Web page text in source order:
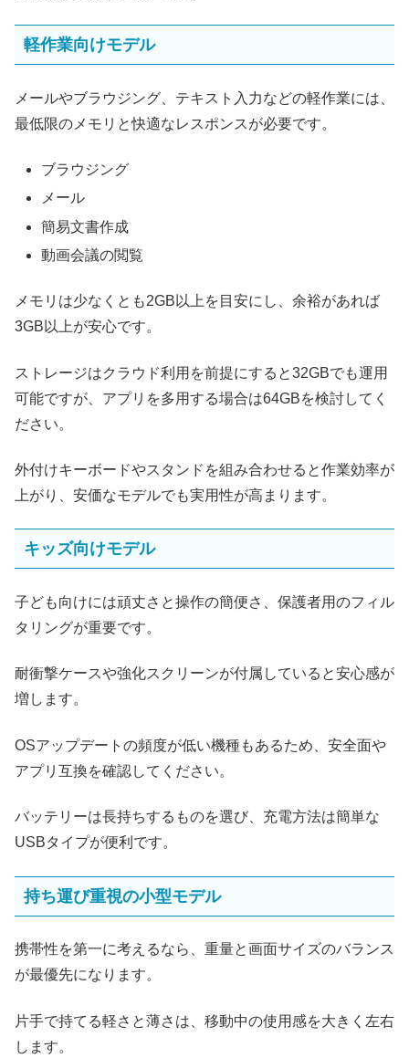
軽作業向けモデル
メールやブラウジング、テキスト入力などの軽作業には、
最低限のメモリと快適なレスポンスが必要です。
ブラウジング
メール
簡易文書作成
動画会議の閲覧
メモリは少なくとも2GB以上を目安にし、余裕があれば
3GB以上が安心です。
ストレージはクラウド利用を前提にすると32GBでも運用
可能ですが、アプリを多用する場合は64GBを検討してく
ださい。
外付けキーボードやスタンドを組み合わせると作業効率が
上がり、安価なモデルでも実用性が高まります。
キッズ向けモデル
子ども向けには頑丈さと操作の簡便さ、保護者用のフィル
タリングが重要です。
耐衝撃ケースや強化スクリーンが付属していると安心感が
増します。
OSアップデートの頻度が低い機種もあるため、安全面や
アプリ互換を確認してください。
バッテリーは長持ちするものを選び、充電方法は簡単な
USBタイプが便利です。
持ち運び重視の小型モデル
携帯性を第一に考えるなら、重量と画面サイズのバランス
が最優先になります。
片手で持てる軽さと薄さは、移動中の使用感を大きく左右
します。